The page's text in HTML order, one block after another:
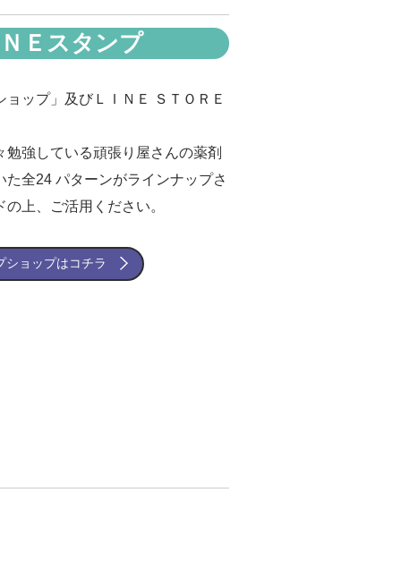
Ｅスタンプ
ップ」及びＬＩＮＥ ＳＴＯＲＥ
強している頑張り屋さんの薬剤
全24 パターンがラインナップさ
上、ご活用ください。
ショップはコチラ